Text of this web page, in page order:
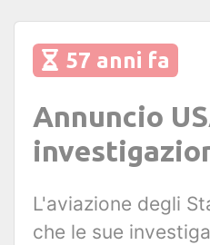
57 anni fa
Annuncio
L'aviazione degli
che le sue